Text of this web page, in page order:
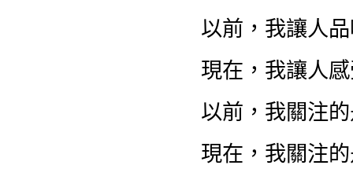
以前，我讓人
現在，我讓人
以前，我關注
現在，我關注